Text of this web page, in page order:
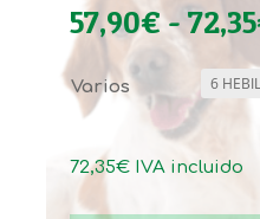
57,90€ - 72,35
Varios
72,35€ IVA incluido